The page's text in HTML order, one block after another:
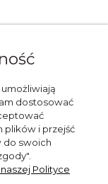
dostosować
plików i przejść
do swoich
Polityce